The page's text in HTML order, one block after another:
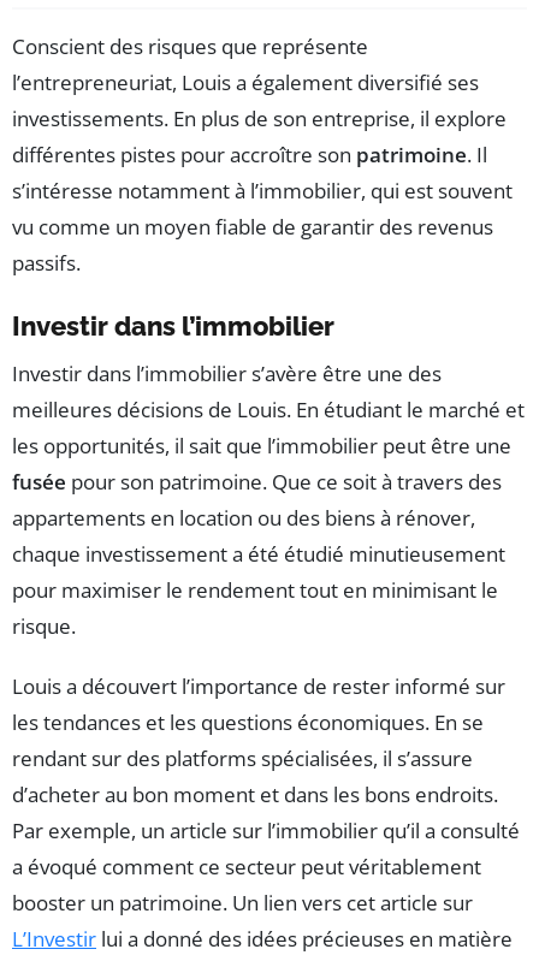
Conscient des risques que représente
l’entrepreneuriat, Louis a également diversifié ses
investissements. En plus de son entreprise, il explore
différentes pistes pour accroître son patrimoine. Il
s’intéresse notamment à l’immobilier, qui est souvent
vu comme un moyen fiable de garantir des revenus
passifs.
Investir dans l’immobilier
Investir dans l’immobilier s’avère être une des
meilleures décisions de Louis. En étudiant le marché et
les opportunités, il sait que l’immobilier peut être une
fusée pour son patrimoine. Que ce soit à travers des
appartements en location ou des biens à rénover,
chaque investissement a été étudié minutieusement
pour maximiser le rendement tout en minimisant le
risque.
Louis a découvert l’importance de rester informé sur
les tendances et les questions économiques. En se
rendant sur des platforms spécialisées, il s’assure
d’acheter au bon moment et dans les bons endroits.
Par exemple, un article sur l’immobilier qu’il a consulté
a évoqué comment ce secteur peut véritablement
booster un patrimoine. Un lien vers cet article sur
L’Investir lui a donné des idées précieuses en matière